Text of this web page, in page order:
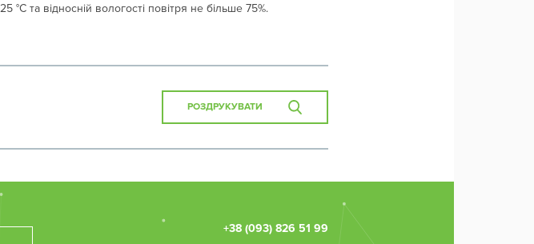
°С та відносній вологості повітря не більше 75%.
РОЗДРУКУВАТИ
+38 (093) 826 51 99